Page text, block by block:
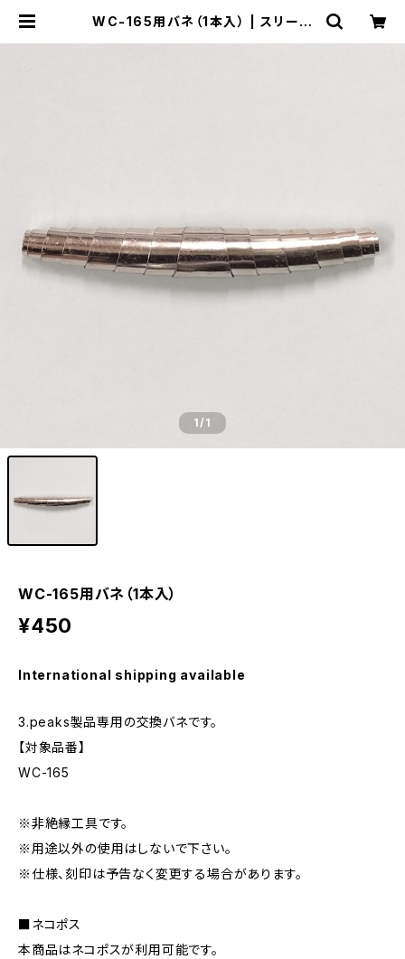
WC-165用バネ（1本入） | スリーピ
1/1
WC-165用バネ（1本入）
¥450
International shipping available
3.peaks製品専用の交換バネです。
【対象品番】
WC-165
※非絶縁工具です。
※用途以外の使用はしないで下さい。
※仕様、刻印は予告なく変更する場合があります。
■ネコポス
本商品はネコポスが利用可能です。